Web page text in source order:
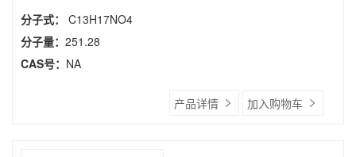
分子式： C13H17NO4
分子量： 251.28
CAS号： NA
产品详情 加入购物车